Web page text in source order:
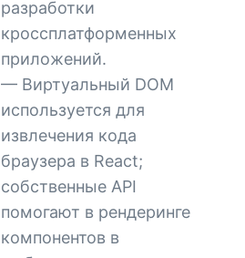
разработки
кроссплатформенных
приложений.
— Виртуальный DOM
используется для
извлечения кода
браузера в React;
собственные API
помогают в рендеринге
компонентов в